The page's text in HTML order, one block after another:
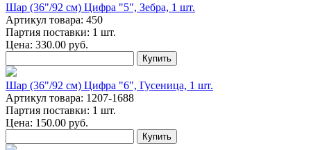
Шар (36"/92 см) Цифра "5", Зебра, 1 шт.
Артикул товара: 450
Партия поставки: 1 шт.
Цена: 330.00 руб.
Купить
Шар (36"/92 см) Цифра "6", Гусеница, 1 шт.
Артикул товара: 1207-1688
Партия поставки: 1 шт.
Цена: 150.00 руб.
Купить